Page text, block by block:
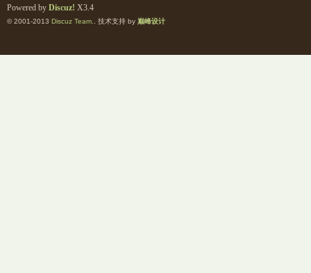
Powered by Discuz! X3.4
© 2001-2013 Discuz Team. . 技术支持 by 巅峰设计